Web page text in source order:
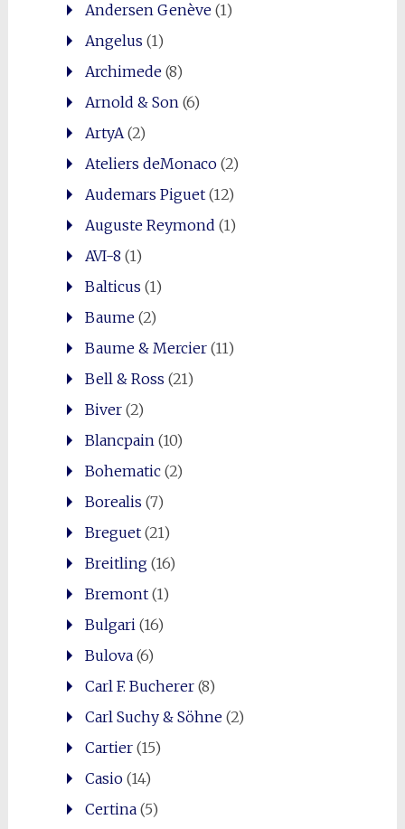
Andersen Genève(1)
Angelus (1)
Archimede(8)
Arnold & Son (6)
ArtyA (2)
Ateliers deMonaco(2)
Audemars Piguet(12)
Auguste Reymond (1)
AVI-8 (1)
Balticus (1)
Baume(2)
Baume & Mercier(11)
Bell & Ross (21)
Biver(2)
Blancpain (10)
Bohematic(2)
Borealis (7)
Breguet(21)
Breitling(16)
Bremont(1)
Bulgari (16)
Bulova(6)
Carl F. Bucherer(8)
Carl Suchy & Söhne(2)
Cartier(15)
Casio(14)
Certina(5)